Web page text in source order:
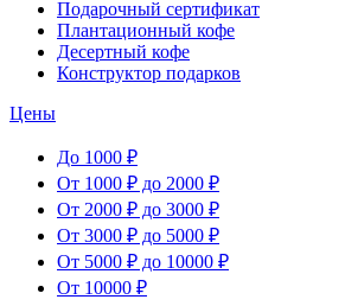
Подарочный сертификат
Плантационный кофе
Десертный кофе
Конструктор подарков
Цены
До 1000 ₽
От 1000 ₽ до 2000 ₽
От 2000 ₽ до 3000 ₽
От 3000 ₽ до 5000 ₽
От 5000 ₽ до 10000 ₽
От 10000 ₽